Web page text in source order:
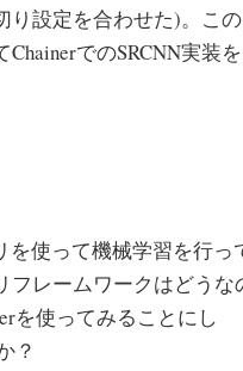
り設定を合わせた)。この
でのSRCNN実装を
を使って機械学習を行っ
フレームワークはどうな
を使ってみることにし
？